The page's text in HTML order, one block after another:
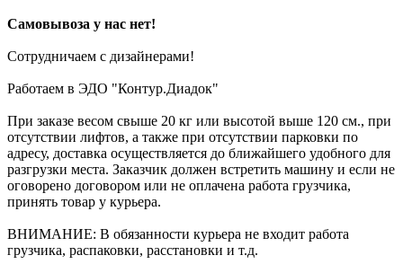
Самовывоза у нас нет!
Сотрудничаем с дизайнерами!
Работаем в ЭДО "Контур.Диадок"
При заказе весом свыше 20 кг или высотой выше 120 см., при
отсутствии лифтов, а также при отсутствии парковки по
адресу, доставка осуществляется до ближайшего удобного для
разгрузки места. Заказчик должен встретить машину и если не
оговорено договором или не оплачена работа грузчика,
принять товар у курьера.
ВНИМАНИЕ: В обязанности курьера не входит работа
грузчика, распаковки, расстановки и т.д.